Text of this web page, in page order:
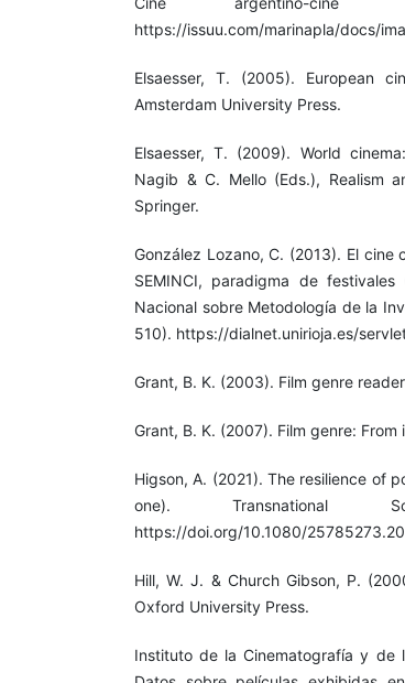
https://issuu.com/marinapla/docs/
Elsaesser, T. (2005). European
Amsterdam University Press.
Elsaesser, T. (2009). World
Nagib & C. Mello (Eds.), Realism
Springer.
González Lozano, C. (2013). El cine
SEMINCI, paradigma de
Nacional sobre Metodología de la
510). https://dialnet.unirioja.es/
Grant, B. K. (2003). Film genre
Grant, B. K. (2007). Film genre:
Higson, A. (2021). The resilience of
one). Transnational
https://doi.org/10.1080/
Hill, W. J. & Church Gibson, P.
Oxford University Press.
Instituto de la Cinematografía y de